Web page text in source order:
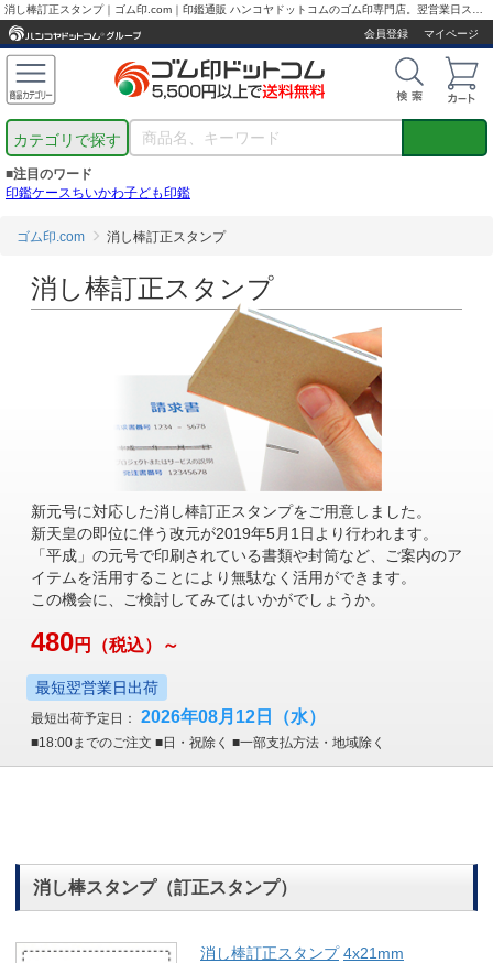
会員登録
マイページ
カテゴリで探す
■注目のワード
印鑑ケースちいかわ子ども印鑑
ゴム印.com 消し棒訂正スタンプ
消し棒訂正スタンプ
新元号に対応した消し棒訂正スタンプをご用意しました。
新天皇の即位に伴う改元が2019年5月1日より行われます。
「平成」の元号で印刷されている書類や封筒など、ご案内のア
イテムを活用することにより無駄なく活用ができます。
この機会に、ご検討してみてはいかがでしょうか。
480円 （税込）～
最短翌営業日出荷
最短出荷予定日： 2026年08月12日 （水）
■18:00までのご注文 ■日・祝除く ■一部支払方法・地域除く
消し棒スタンプ（訂正スタンプ）
消し棒訂正スタンプ 4x21mm